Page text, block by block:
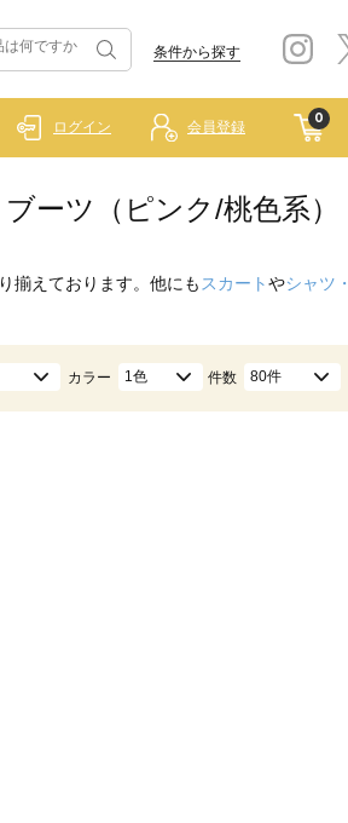
条件から探す
0
ログイン 会員登録
ーツ（ピンク/桃色系）
揃えております。他にも スカートやシャツ・
カラー 1色 件数 80件